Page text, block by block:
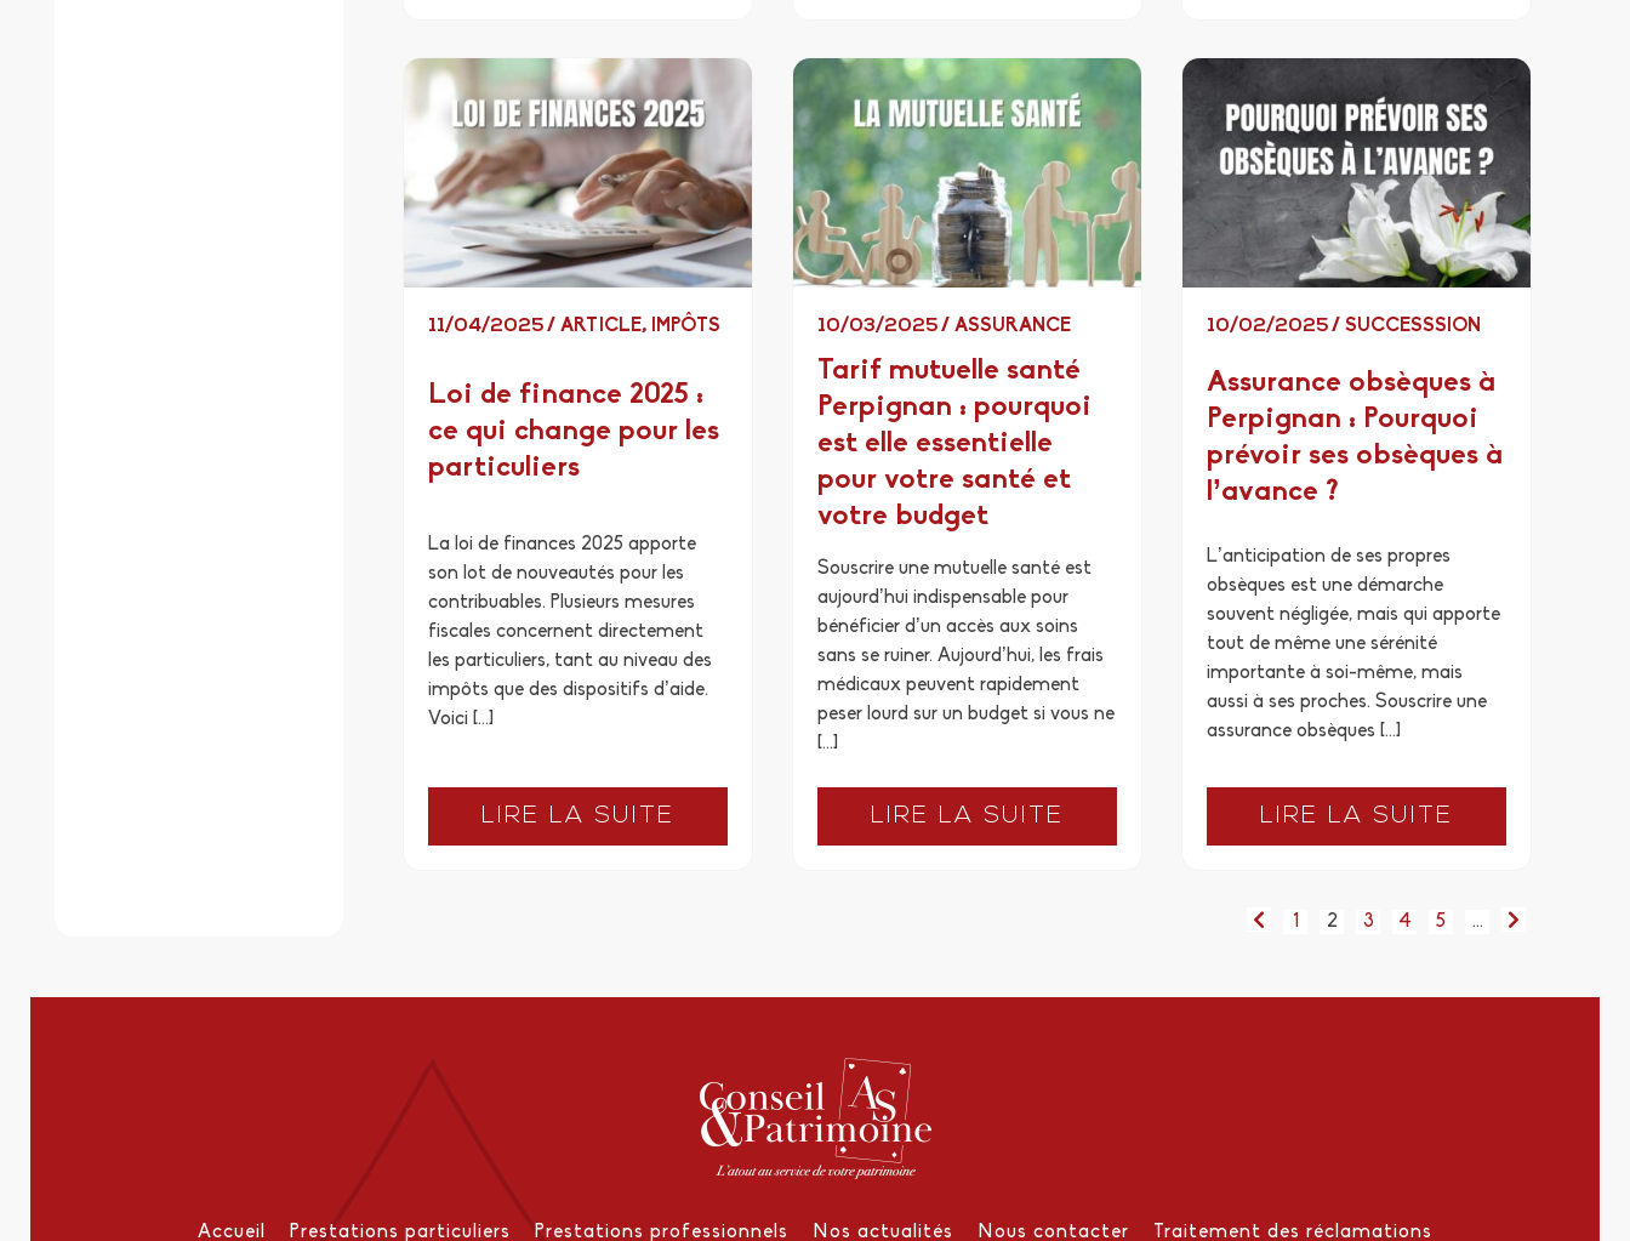
11/04/2025/ ARTICLE, IMPÔTS
Loi de finance 2025 :
ce qui change pour les
particuliers
La loi de finances 2025 apporte
son lot de nouveautés pour les
contribuables. Plusieurs mesures
fiscales concernent directement
les particuliers, tant au niveau des
impôts que des dispositifs d’aide.
Voici […]
LIRE LA SUITE
10/03/2025/ ASSURANCE
Tarif mutuelle santé
Perpignan : pourquoi
est elle essentielle
pour votre santé et
votre budget
Souscrire une mutuelle santé est
aujourd’hui indispensable pour
bénéficier d’un accès aux soins
sans se ruiner. Aujourd’hui, les frais
médicaux peuvent rapidement
peser lourd sur un budget si vous ne
[…]
LIRE LA SUITE
10/02/2025/ SUCCESSSION
Assurance obsèques à
Perpignan : Pourquoi
prévoir ses obsèques à
l’avance ?
L’anticipation de ses propres
obsèques est une démarche
souvent négligée, mais qui apporte
tout de même une sérénité
importante à soi-même, mais
aussi à ses proches. Souscrire une
assurance obsèques […]
LIRE LA SUITE
1 2 3 4 5 …
Accueil Prestations particuliers Prestations professionnels Nos actualités Nous contacter Traitement des réclamations